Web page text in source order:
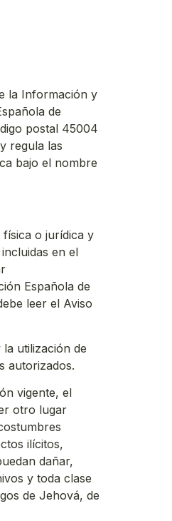
la Información y
de
postal 45004
regula las
bajo el nombre
física o jurídica y
en el
Española de
leer el Aviso
utilización de
autorizados.
vigente, el
otro lugar
ilícitos,
dañar,
y toda clase
de Jehová, de